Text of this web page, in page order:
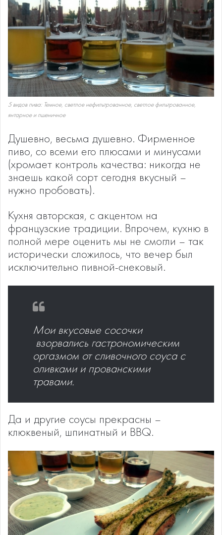
5 видов пива: Темное, светлое нефильтрованное, светлое фильтрованное,
янтарное и пшеничное
Душевно, весьма душевно. Фирменное
пиво, со всеми его плюсами и минусами
(хромает контроль качества: никогда не
знаешь какой сорт сегодня вкусный –
нужно пробовать).
Кухня авторская, с акцентом на
французские традиции. Впрочем, кухню в
полной мере оценить мы не смогли – так
исторически сложилось, что вечер был
исключительно пивной-снековый.
Мои вкусовые сосочки
взорвались гастрономическим
оргазмом от сливочного соуса с
оливками и прованскими
травами.
Да и другие соусы прекрасны –
клюквеный, шпинатный и BBQ.